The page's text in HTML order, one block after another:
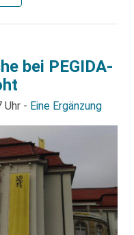
bei PEGIDA-
Uhr - Eine Ergänzung